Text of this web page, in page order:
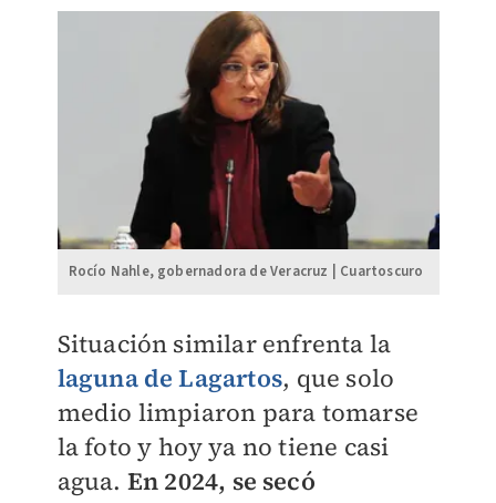
Rocío Nahle, gobernadora de Veracruz | Cuartoscuro
Situación similar enfrenta la
laguna de Lagartos, que solo
medio limpiaron para tomarse
la foto y hoy ya no tiene casi
agua. En 2024, se secó